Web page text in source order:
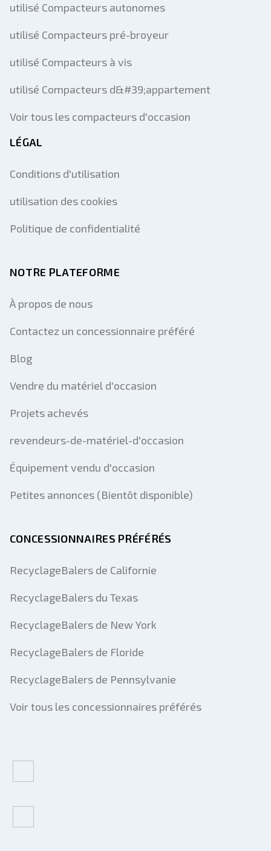
utilisé Compacteurs autonomes
utilisé Compacteurs pré-broyeur
utilisé Compacteurs à vis
utilisé Compacteurs d&#39;appartement
Voir tous les compacteurs d'occasion
LÉGAL
Conditions d'utilisation
utilisation des cookies
Politique de confidentialité
NOTRE PLATEFORME
À propos de nous
Contactez un concessionnaire préféré
Blog
Vendre du matériel d'occasion
Projets achevés
revendeurs-de-matériel-d'occasion
Équipement vendu d'occasion
Petites annonces (Bientôt disponible)
CONCESSIONNAIRES PRÉFÉRÉS
RecyclageBalers de Californie
RecyclageBalers du Texas
RecyclageBalers de New York
RecyclageBalers de Floride
RecyclageBalers de Pennsylvanie
Voir tous les concessionnaires préférés